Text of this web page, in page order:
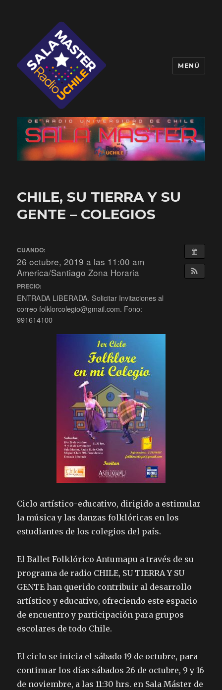
Sala Master
MENÚ
CHILE, SU TIERRA Y SU
GENTE – COLEGIOS
CUANDO:
26 octubre, 2019 a las 11:00 am
America/Santiago Zona Horaria
PRECIO:
ENTRADA LIBERADA. Solicitar Invitaciones al
correo folklorcolegio@gmail.com. Fono:
991614100
Ciclo artístico-educativo, dirigido a estimular
la música y las danzas folklóricas en los
estudiantes de los colegios del país.
El Ballet Folklórico Antumapu a través de su
programa de radio CHILE, SU TIERRA Y SU
GENTE han querido contribuir al desarrollo
artístico y educativo, ofreciendo este espacio
de encuentro y participación para grupos
escolares de todo Chile.
El ciclo se inicia el sábado 19 de octubre, para
continuar los días sábados 26 de octubre, 9 y 16
de noviembre, a las 11:30 hrs. en Sala Máster de